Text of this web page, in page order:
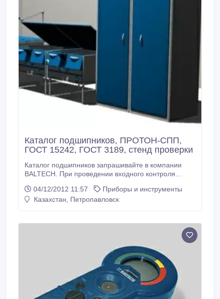
Каталог подшипников, ПРОТОН-СПП,
ГОСТ 15242, ГОСТ 3189, стенд проверки
Каталог подшипников запрашивайте в компании
BALTECH. При проведении входного контроля
подшипников ПРОТОН-СПП необходимо выбрать из
каталога подшипников тип испытуемого
04/12/2012 11:57
Приборы и инструменты
Казахстан, Петропавловск